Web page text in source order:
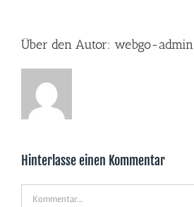
Über den Autor: webgo-admin
Hinterlasse einen Kommentar